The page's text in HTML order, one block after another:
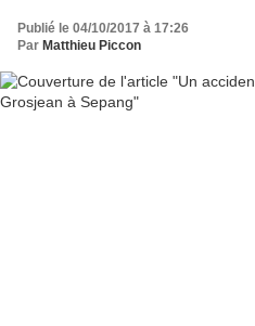
Publié le 04/10/2017 à 17:26
Par Matthieu Piccon